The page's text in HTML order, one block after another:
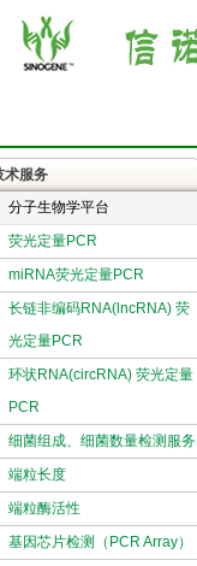
术服务
分子生物学平台
荧光定量PCR
miRNA荧光定量PCR
长链非编码RNA(lncRNA) 荧
光定量PCR
环状RNA(circRNA) 荧光定量
PCR
细菌组成、细菌数量检测服务
端粒长度
端粒酶活性
基因芯片检测（PCR Array）